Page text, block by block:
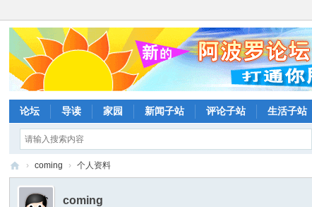
论坛 导读 家园 新闻子站 评论子站 生活子站
阿
› coming › 个人资料
coming